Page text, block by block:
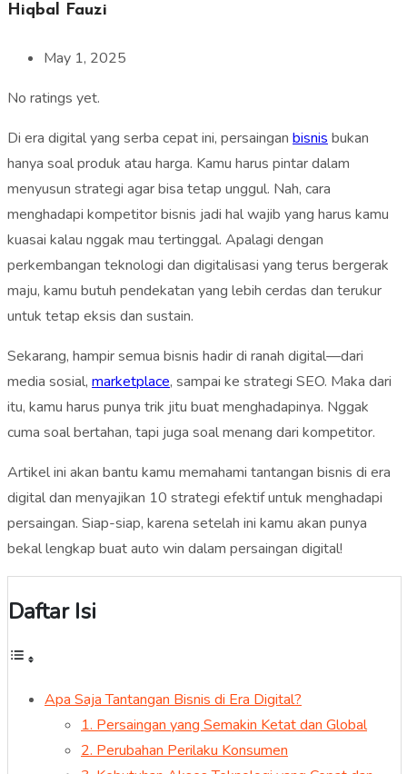
Hiqbal Fauzi
May 1, 2025
No ratings yet.
Di era digital yang serba cepat ini, persaingan bisnis bukan
hanya soal produk atau harga. Kamu harus pintar dalam
menyusun strategi agar bisa tetap unggul. Nah, cara
menghadapi kompetitor bisnis jadi hal wajib yang harus kamu
kuasai kalau nggak mau tertinggal. Apalagi dengan
perkembangan teknologi dan digitalisasi yang terus bergerak
maju, kamu butuh pendekatan yang lebih cerdas dan terukur
untuk tetap eksis dan sustain.
Sekarang, hampir semua bisnis hadir di ranah digital—dari
media sosial, marketplace, sampai ke strategi SEO. Maka dari
itu, kamu harus punya trik jitu buat menghadapinya. Nggak
cuma soal bertahan, tapi juga soal menang dari kompetitor.
Artikel ini akan bantu kamu memahami tantangan bisnis di era
digital dan menyajikan 10 strategi efektif untuk menghadapi
persaingan. Siap-siap, karena setelah ini kamu akan punya
bekal lengkap buat auto win dalam persaingan digital!
Daftar Isi
Apa Saja Tantangan Bisnis di Era Digital?
1. Persaingan yang Semakin Ketat dan Global
2. Perubahan Perilaku Konsumen